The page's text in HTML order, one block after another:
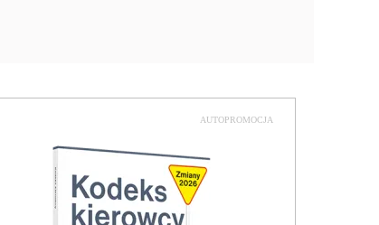
AUTOPROMOCJA